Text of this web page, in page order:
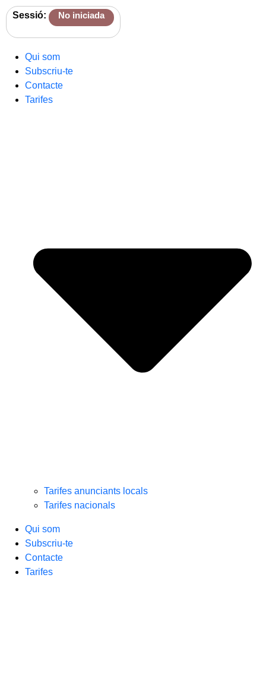
Sessió: No iniciada
Qui som
Subscriu-te
Contacte
Tarifes
Tarifes anunciants locals
Tarifes nacionals
Qui som
Subscriu-te
Contacte
Tarifes